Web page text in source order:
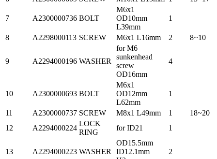
7 A2300000736 BOLT
M6x1
OD10mm
L39mm
1
8 A2298000113 SCREW M6x1 L16mm 2 8~10
9 A2294000196 WASHER
for M6
sunkenhead
screw
OD16mm
4
10 A2300000693 BOLT
M6x1
OD12mm
L62mm
1
11 A2300000737 SCREW M8x1 L49mm 1
18~20
12
A2294000224
LOCK
RING
for ID21 1
13 A2294000223 WASHER
OD15.5mm
ID12.1mm
2